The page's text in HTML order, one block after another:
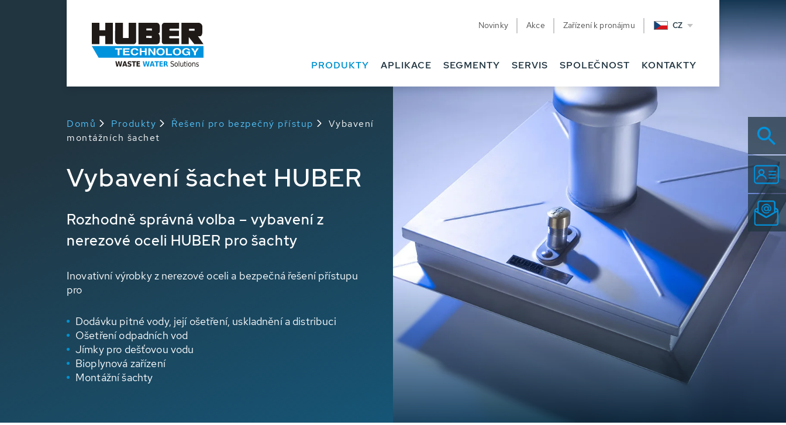
Novinky Akce Zařízení k pronájmu CZ
PRODUKTY APLIKACE SEGMENTY SERVIS SPOLEČNOST KONTAKTY
Domů Produkty Řešení pro bezpečný přístup
Vybavení
montážních šachet
Vybavení šachet HUBER
Rozhodně správná volba – vybavení z
nerezové oceli HUBER pro šachty
Inovativní výrobky z nerezové oceli a bezpečná řešení přístupu
pro
Dodávku pitné vody, její ošetření, uskladnění a distribuci
Ošetření odpadních vod
Jímky pro dešťovou vodu
Bioplynová zařízení
Montážní šachty